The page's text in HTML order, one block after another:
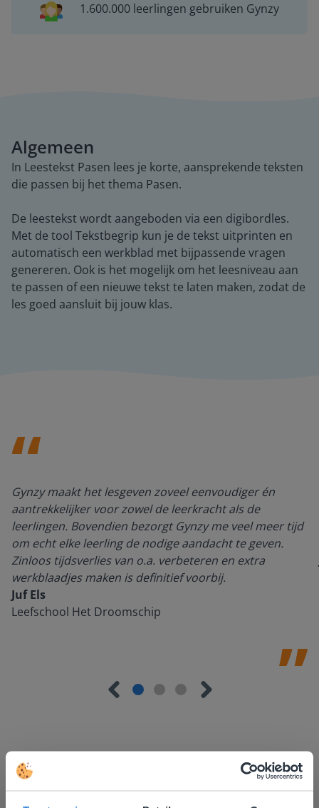
1.600.000 leerlingen gebruiken Gynzy
Algemeen
In Leestekst Pasen lees je korte, aansprekende teksten
die passen bij het thema Pasen.
De leestekst wordt aangeboden via een digibordles.
Met de tool Tekstbegrip kun je de tekst uitprinten en
automatisch een werkblad met bijpassende vragen
genereren. Ook is het mogelijk om het leesniveau aan
te passen of een nieuwe tekst te laten maken, zodat de
les goed aansluit bij jouw klas.
Gynzy maakt het lesgeven zoveel eenvoudiger én
aantrekkelijker voor zowel de leerkracht als de
leerlingen. Bovendien bezorgt Gynzy me veel meer tijd
om echt elke leerling de nodige aandacht te geven.
Zinloos tijdsverlies van o.a. verbeteren en extra
werkblaadjes maken is definitief voorbij.
Juf Els
Leefschool Het Droomschip
Ontdek meer!